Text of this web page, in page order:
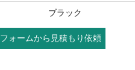
ブラック
フォームから見積もり依頼